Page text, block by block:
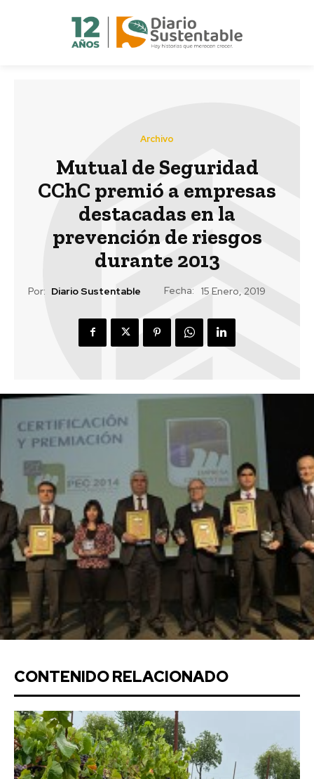
Archivo
Mutual de Seguridad
CChC premió a empresas
destacadas en la
prevención de riesgos
durante 2013
Por: Diario Sustentable Fecha: 15 Enero, 2019
CONTENIDO RELACIONADO